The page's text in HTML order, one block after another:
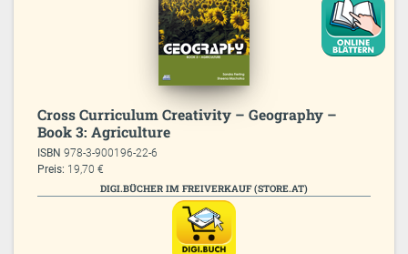
Cross Curriculum Creativity – Geography –
Book 3: Agriculture
ISBN978-3-900196-22-6
Preis: 19,70 €
DIGI.BÜCHER IM FREIVERKAUF (STORE.AT)